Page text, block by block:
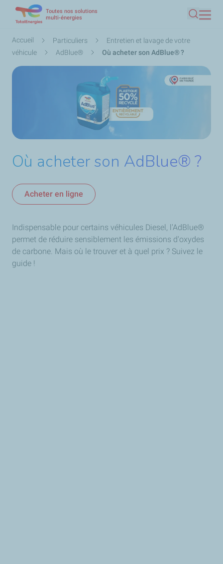
contenu
principal
Toutes nos solutions
multi-énergies
Fil
d'Ariane
Accueil Particuliers
Entretien et lavage de votre
véhicule
AdBlue® Où acheter son AdBlue® ?
Où acheter son AdBlue®️ ?
Acheter en ligne
Indispensable pour certains véhicules Diesel, l'AdBlue®
permet de réduire sensiblement les émissions d'oxydes
de carbone. Mais où le trouver et à quel prix ? Suivez le
guide !